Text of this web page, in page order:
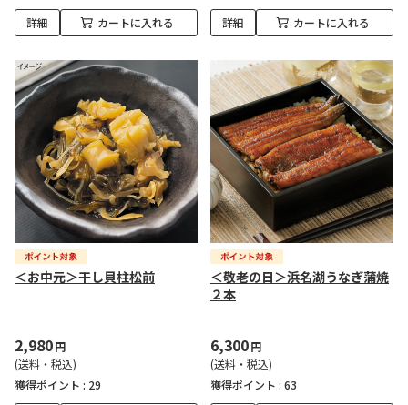
詳細 カートに入れる 詳細 カートに入れる
＜お中元＞干し貝柱松前
2,980円
(送料・税込)
獲得ポイント : 29
＜敬老の日＞浜名湖うなぎ蒲焼
２本
6,300円
(送料・税込)
獲得ポイント : 63